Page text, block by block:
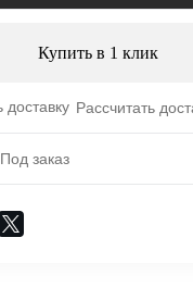
Купить в 1 клик
Рассчитать
Под заказ